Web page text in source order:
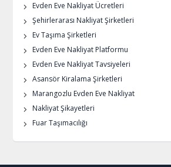
Evden Eve Nakliyat Ücretleri
Şehirlerarası Nakliyat Şirketleri
Ev Taşıma Şirketleri
Evden Eve Nakliyat Platformu
Evden Eve Nakliyat Tavsiyeleri
Asansör Kiralama Şirketleri
Marangozlu Evden Eve Nakliyat
Nakliyat Şikayetleri
Fuar Taşımacılığı